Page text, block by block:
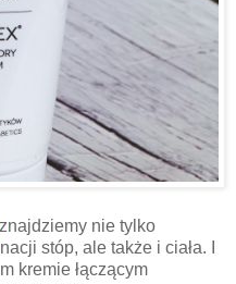
znajdziemy nie tylko
stóp, ale także i ciała. I
kremie łączącym